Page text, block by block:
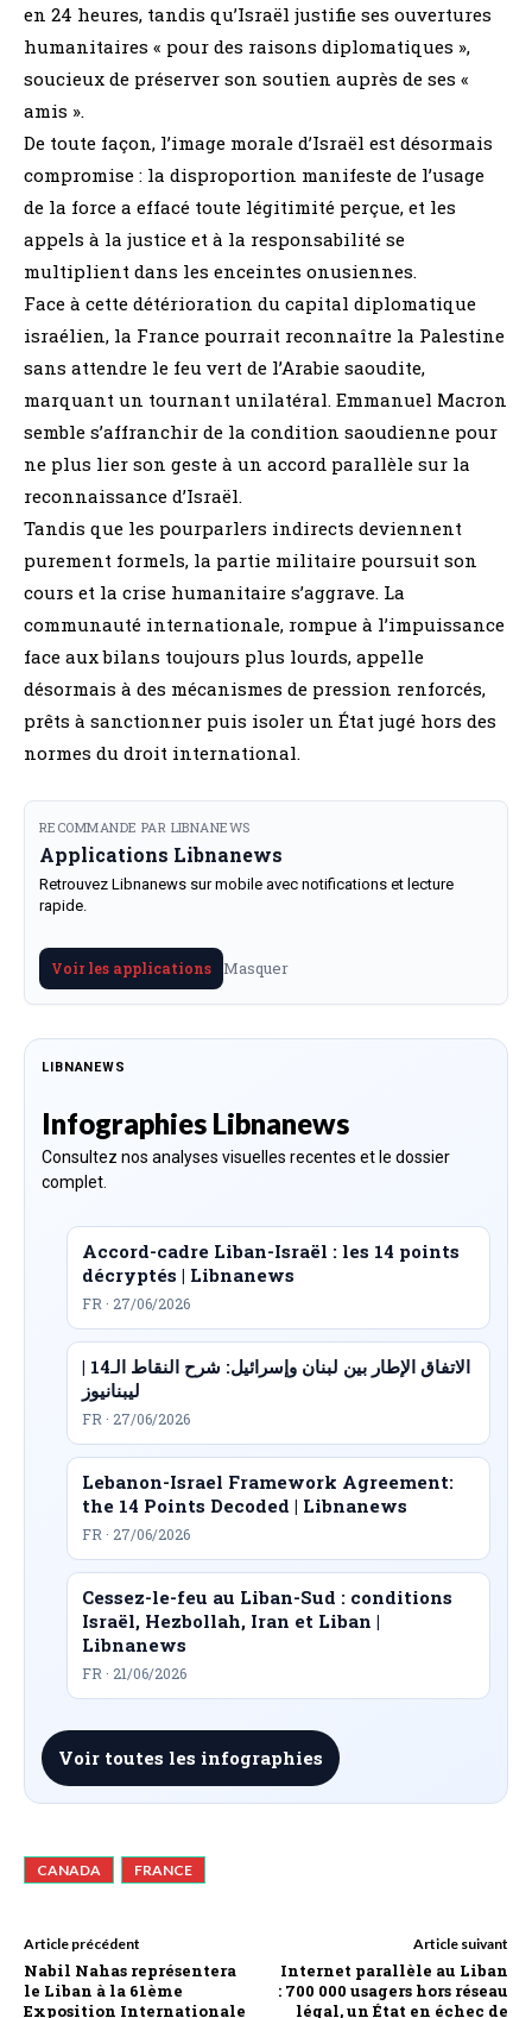
en 24 heures, tandis qu’Israël justifie ses ouvertures
humanitaires « pour des raisons diplomatiques »,
soucieux de préserver son soutien auprès de ses «
amis ».
De toute façon, l’image morale d’Israël est désormais
compromise : la disproportion manifeste de l’usage
de la force a effacé toute légitimité perçue, et les
appels à la justice et à la responsabilité se
multiplient dans les enceintes onusiennes.
Face à cette détérioration du capital diplomatique
israélien, la France pourrait reconnaître la Palestine
sans attendre le feu vert de l’Arabie saoudite,
marquant un tournant unilatéral. Emmanuel Macron
semble s’affranchir de la condition saoudienne pour
ne plus lier son geste à un accord parallèle sur la
reconnaissance d’Israël.
Tandis que les pourparlers indirects deviennent
purement formels, la partie militaire poursuit son
cours et la crise humanitaire s’aggrave. La
communauté internationale, rompue à l’impuissance
face aux bilans toujours plus lourds, appelle
désormais à des mécanismes de pression renforcés,
prêts à sanctionner puis isoler un État jugé hors des
normes du droit international.
RECOMMANDE PAR LIBNANEWS
Applications Libnanews
Retrouvez Libnanews sur mobile avec notifications et lecture
rapide.
Voir les applications Masquer
LIBNANEWS
Infographies Libnanews
Consultez nos analyses visuelles recentes et le dossier
complet.
Accord-cadre Liban-Israël : les 14 points
décryptés | Libnanews
FR · 27/06/2026
الاتفاق الإطار بين لبنان وإسرائيل: شرح النقاط الـ14 |
ليبنانيوز
FR · 27/06/2026
Lebanon-Israel Framework Agreement:
the 14 Points Decoded | Libnanews
FR · 27/06/2026
Cessez-le-feu au Liban-Sud : conditions
Israël, Hezbollah, Iran et Liban |
Libnanews
FR · 21/06/2026
Voir toutes les infographies
CANADA FRANCE
Article précédent
Nabil Nahas représentera
le Liban à la 61ème
Exposition Internationale
Article suivant
Internet parallèle au Liban
: 700 000 usagers hors réseau
légal, un État en échec de